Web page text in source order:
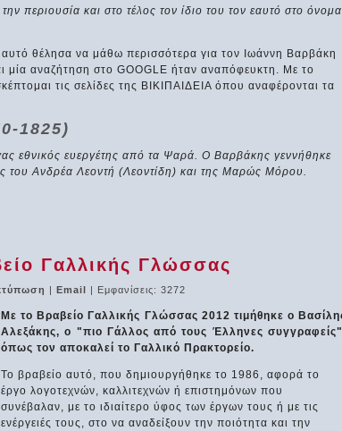
περιουσία και στο τέλος τον ίδιο του τον εαυτό στο όνομα
θέλησα να μάθω περισσότερα για τον Ιωάννη Βαρβάκη
μία αναζήτηση στο GOOGLE ήταν αναπόφευκτη. Με το
τις σελίδες της ΒΙΚΙΠΑΙΔΕΙΑ όπου αναφέρονται τα
1825)
εθνικός ευεργέτης από τα Ψαρά. Ο Βαρβάκης γεννήθηκε
του Ανδρέα Λεοντή (Λεοντίδη) και της Μαρώς Μόρου.
Γαλλικής Γλώσσας
| Email | Εμφανίσεις: 3272
Με το Βραβείο Γαλλικής Γλώσσας 2012 τιμήθηκε ο
Αλεξάκης, ο "πιο Γάλλος από τους Έλληνες
όπως τον αποκαλεί το Γαλλικό Πρακτορείο.
Το βραβείο αυτό, που δημιουργήθηκε το 1986, αφορά το
έργο λογοτεχνών, καλλιτεχνών ή επιστημόνων που
συνέβαλαν, με το ιδιαίτερο ύφος των έργων τους ή με τις
ενέργειές τους, στο να αναδείξουν την ποιότητα και την